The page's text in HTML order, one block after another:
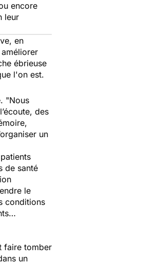
encore
leur
en
ébrieuse
l'on est.
"Nous
des
un
de santé
le
conditions
faire tomber
un